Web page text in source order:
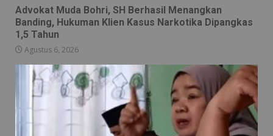
Advokat Muda Bohri, SH Berhasil Menangkan
Banding, Hukuman Klien Kasus Narkotika Dipangkas
1,5 Tahun
Agustus 6, 2026